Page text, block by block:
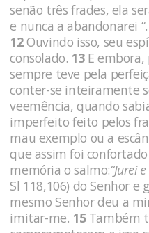
senão três frades, ela
e nunca a abandonarei “.
12Ouvindo isso, seu
consolado. 13 E
sempre teve pela
conter-se inteiramente
veemência, quando
imperfeito feito pelos
mau exemplo ou a
que assim foi
memória o salmo:“Jurei
Sl 118,106) do Senhor e
mesmo Se­nhor deu a
imitar-me. 15 Também